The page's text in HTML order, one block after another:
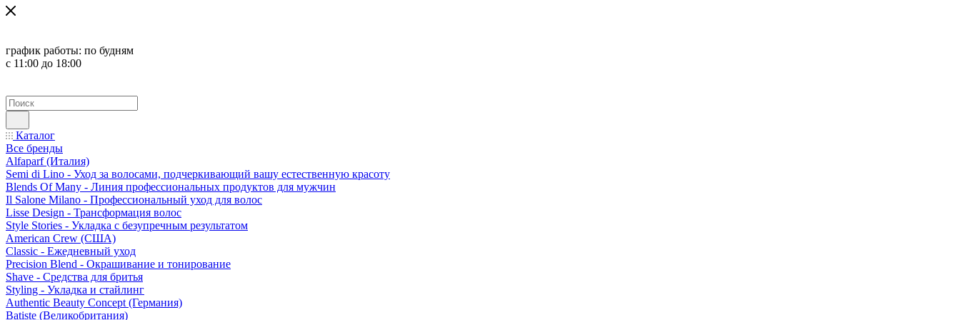
график работы: по будням
с 11:00 до 18:00
Каталог
Все бренды
Alfaparf (Италия)
Semi di Lino - Уход за волосами, подчеркивающий вашу естественную красоту
Blends Of Many - Линия профессиональных продуктов для мужчин
Il Salone Milano - Профессиональный уход для волос
Lisse Design - Трансформация волос
Style Stories - Укладка с безупречным результатом
American Crew (США)
Classic - Ежедневный уход
Precision Blend - Окрашивание и тонирование
Shave - Средства для бритья
Styling - Укладка и стайлинг
Authentic Beauty Concept (Германия)
Batiste (Великобритания)